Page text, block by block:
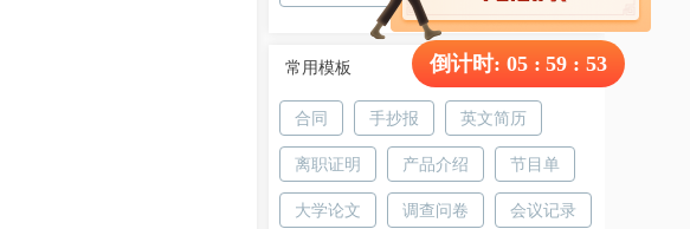
常用模板
合同 手抄报 英文简历
离职证明 产品介绍 节目单
大学论文 调查问卷 会议记录
倒计时: 05 : 59 : 52